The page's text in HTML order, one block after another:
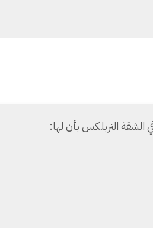
التربلكس بأن لها: